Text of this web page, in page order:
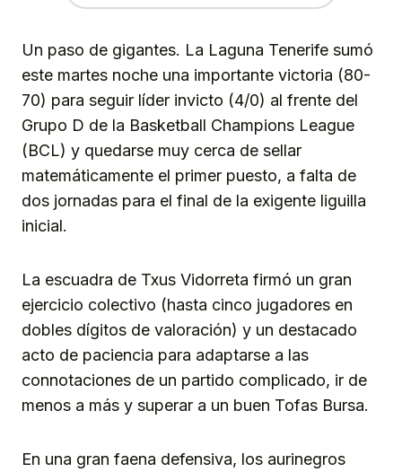
Un paso de gigantes. La Laguna Tenerife sumó
este martes noche una importante victoria (80-
70) para seguir líder invicto (4/0) al frente del
Grupo D de la Basketball Champions League
(BCL) y quedarse muy cerca de sellar
matemáticamente el primer puesto, a falta de
dos jornadas para el final de la exigente liguilla
inicial.
La escuadra de Txus Vidorreta firmó un gran
ejercicio colectivo (hasta cinco jugadores en
dobles dígitos de valoración) y un destacado
acto de paciencia para adaptarse a las
connotaciones de un partido complicado, ir de
menos a más y superar a un buen Tofas Bursa.
En una gran faena defensiva, los aurinegros